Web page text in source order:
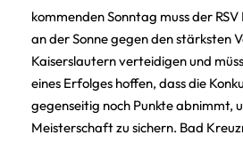
kommenden Sonntag muss der
an der Sonne gegen den stärksten
Kaiserslautern verteidigen und
eines Erfolges hoffen, dass die
gegenseitig noch Punkte abnimmt,
Meisterschaft zu sichern. Bad